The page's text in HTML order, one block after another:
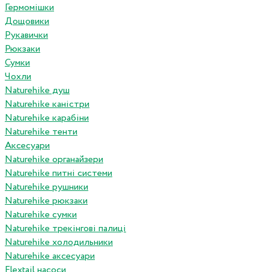
Гермомішки
Дощовики
Рукавички
Рюкзаки
Сумки
Чохли
Naturehike душ
Naturehike каністри
Naturehike карабіни
Naturehike тенти
Аксесуари
Naturehike органайзери
Naturehike питні системи
Naturehike рушники
Naturehike рюкзаки
Naturehike сумки
Naturehike трекінгові палиці
Naturehike холодильники
Naturehike аксесуари